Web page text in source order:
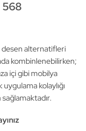
desen alternatifleri
kombinlenebilirken;
içi gibi mobilya
kolaylığı
sağlamaktadır.